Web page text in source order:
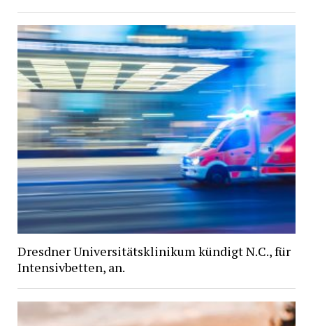
Dresdner Universitätsklinikum kündigt N.C., für
Intensivbetten, an.